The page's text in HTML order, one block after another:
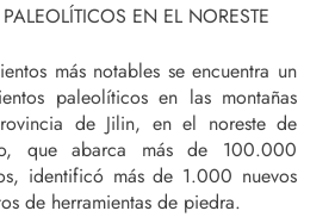
EN EL NORESTE
más notables se encuentra un
paleolíticos en las montañas
de Jilin, en el noreste de
que abarca más de 100.000
identificó más de 1.000 nuevos
de herramientas de piedra.